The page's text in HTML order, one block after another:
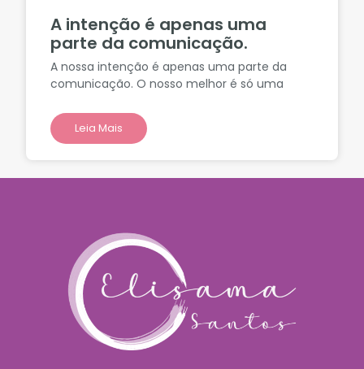
A intenção é apenas uma
parte da comunicação.
A nossa intenção é apenas uma parte da
comunicação. O nosso melhor é só uma
Leia Mais